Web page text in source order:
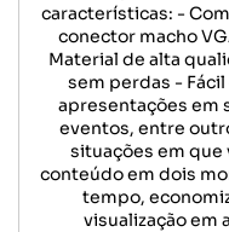
características: -
conector macho
Material de alta
sem perdas -
apresentações em
eventos, entre
situações em que
conteúdo em dois
tempo,
visualização em